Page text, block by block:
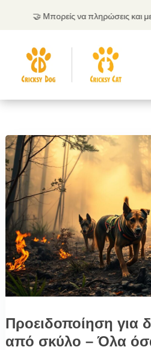
Μπορείς να πληρώσεις και με
Προειδοποίηση για
από σκύλο – Όλα